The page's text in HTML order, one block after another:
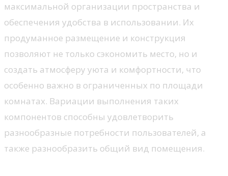
максимальной организации пространства и
обеспечения удобства в использовании. Их
продуманное размещение и конструкция
позволяют не только сэкономить место, но и
создать атмосферу уюта и комфортности, что
особенно важно в ограниченных по площади
комнатах. Вариации выполнения таких
компонентов способны удовлетворить
разнообразные потребности пользователей, а
также разнообразить общий вид помещения.